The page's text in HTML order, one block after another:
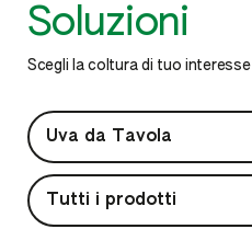
Soluzioni
Scegli la coltura di tuo interesse